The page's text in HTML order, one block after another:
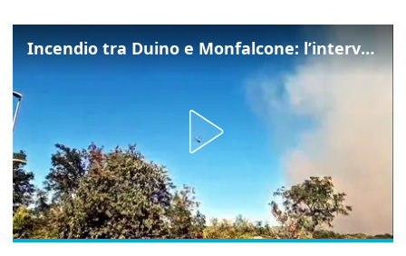
Incendio tra Duino e Monfalcone: l’intervento dei vigili del fuoco